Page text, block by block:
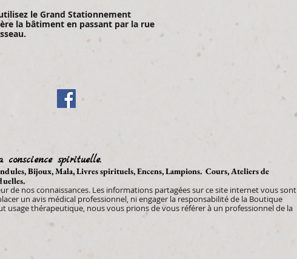
le Grand Stationnement
la bâtiment en passant par la rue
spirituelle.
Bijoux, Mala, Livres spirituels, Encens, Lampions. Cours, Ateliers de
de nos connaissances. Les informations partagées sur ce site internet vous sont
un avis médical professionnel, ni engager la responsabilité de la Boutique
usage thérapeutique, nous vous prions de vous référer à un professionnel de la